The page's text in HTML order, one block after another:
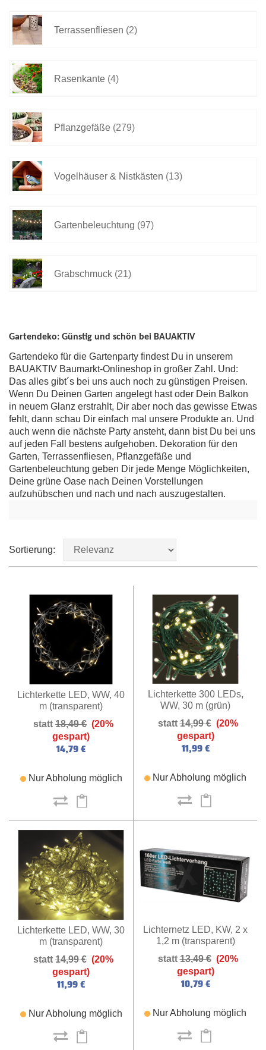
Terrassenfliesen (2)
Rasenkante (4)
Pflanzgefäße (279)
Vogelhäuser & Nistkästen (13)
Gartenbeleuchtung (97)
Grabschmuck (21)
Gartendeko: Günstig und schön bei BAUAKTIV
Gartendeko für die Gartenparty findest Du in unserem
BAUAKTIV Baumarkt-Onlineshop in großer Zahl. Und:
Das alles gibt´s bei uns auch noch zu günstigen Preisen.
Wenn Du Deinen Garten angelegt hast oder Dein Balkon
in neuem Glanz erstrahlt, Dir aber noch das gewisse Etwas
fehlt, dann schau Dir einfach mal unsere Produkte an. Und
auch wenn die nächste Party ansteht, dann bist Du bei uns
auf jeden Fall bestens aufgehoben. Dekoration für den
Garten, Terrassenfliesen, Pflanzgefäße und
Gartenbeleuchtung geben Dir jede Menge Möglichkeiten,
Deine grüne Oase nach Deinen Vorstellungen
aufzuhübschen und nach und nach auszugestalten.
Sortierung:
Lichterkette LED, WW, 40
m (transparent)
18,49 € (20%
gespart)
14,79 €
Nur Abholung möglich
Lichterkette 300 LEDs,
WW, 30 m (grün)
14,99 € (20%
gespart)
11,99 €
Nur Abholung möglich
Lichterkette LED, WW, 30
m (transparent)
14,99 € (20%
gespart)
11,99 €
Nur Abholung möglich
Lichternetz LED, KW, 2 x
1,2 m (transparent)
13,49 € (20%
gespart)
10,79 €
Nur Abholung möglich